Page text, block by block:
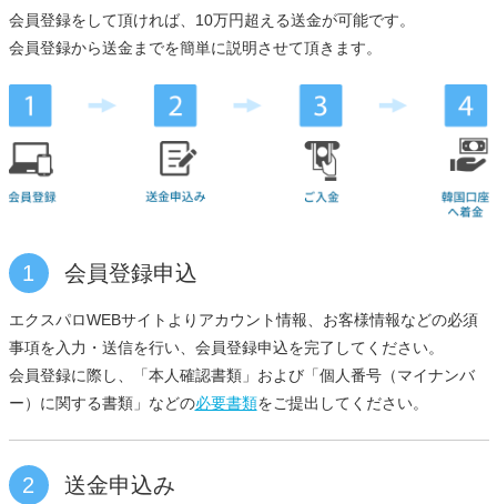
会員登録をして頂ければ、10万円超える送金が可能です。
会員登録から送金までを簡単に説明させて頂きます。
1 会員登録申込
エクスパロWEBサイトよりアカウント情報、お客様情報などの必須
事項を入力・送信を行い、会員登録申込を完了してください。
会員登録に際し、「本人確認書類」および「個人番号（マイナンバ
ー）に関する書類」などの必要書類をご提出してください。
2 送金申込み